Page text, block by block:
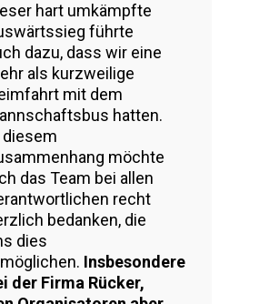
hart umkämpfte
führte
dazu, dass wir eine
als kurzweilige
mit dem
hatten.
diesem
möchte
das Team bei allen
recht
bedanken, die
dies
Insbesondere
der Firma Rücker,